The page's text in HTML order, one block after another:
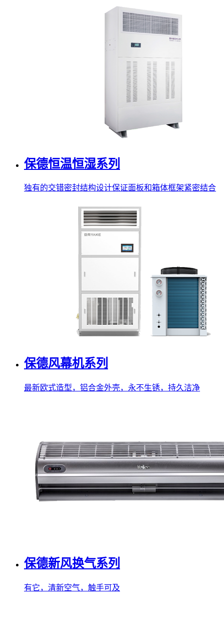
保德恒温恒湿系列
独有的交错密封结构设计保证面板和箱体框架紧密结合
保德风幕机系列
最新欧式造型，铝合金外壳，永不生锈，持久洁净
保德新风换气系列
有它，清新空气，触手可及